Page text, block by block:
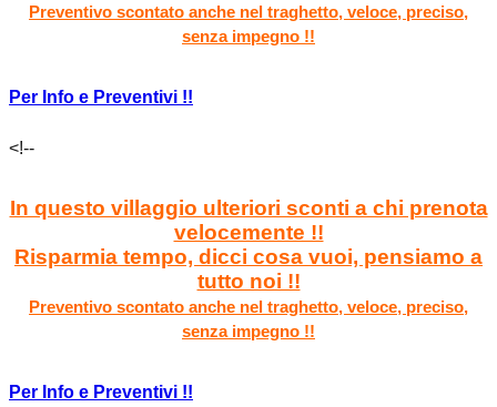
Preventivo scontato anche nel traghetto, veloce, preciso,
senza impegno !!
Per Info e Preventivi !!
<!--
In questo villaggio ulteriori sconti a chi prenota
velocemente !!
Risparmia tempo, dicci cosa vuoi, pensiamo a
tutto noi !!
Preventivo scontato anche nel traghetto, veloce, preciso,
senza impegno !!
Per Info e Preventivi !!